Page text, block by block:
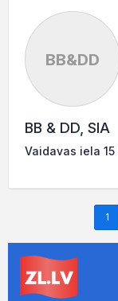
BB&DD
BB & DD, SIA
Vaidavas iela 15
1